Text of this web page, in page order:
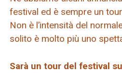
festival ed è sempre un
Non è l’intensità del
solito è molto più uno
Sarà un tour del festival